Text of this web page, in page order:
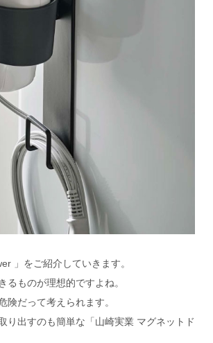
」をご紹介していきます。
ものが理想的ですよね。
だって考えられます。
り出すのも簡単な「山崎実業 マグネットド